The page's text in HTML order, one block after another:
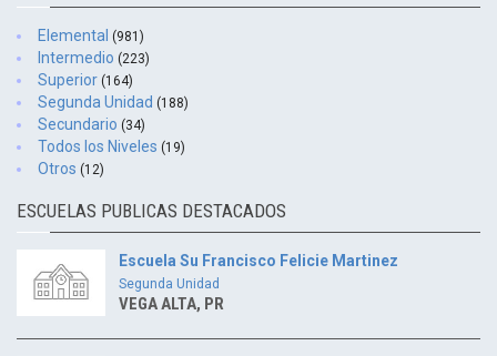
Elemental (981)
Intermedio (223)
Superior (164)
Segunda Unidad (188)
Secundario (34)
Todos los Niveles (19)
Otros (12)
ESCUELAS PUBLICAS DESTACADOS
Escuela Su Francisco Felicie Martinez
Segunda Unidad
VEGA ALTA, PR